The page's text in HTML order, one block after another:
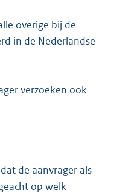
overige bij de
in de Nederlandse
verzoeken ook
de aanvrager als
op welk